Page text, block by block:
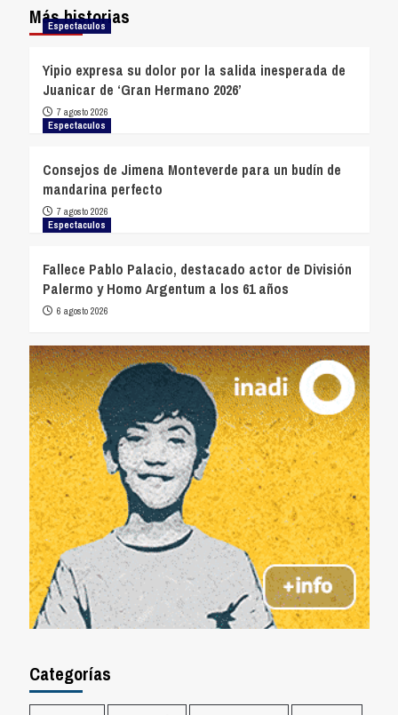
Más historias
Espectaculos
Yipio expresa su dolor por la salida inesperada de
Juanicar de ‘Gran Hermano 2026’
7 agosto 2026
Espectaculos
Consejos de Jimena Monteverde para un budín de
mandarina perfecto
7 agosto 2026
Espectaculos
Fallece Pablo Palacio, destacado actor de División
Palermo y Homo Argentum a los 61 años
6 agosto 2026
Categorías